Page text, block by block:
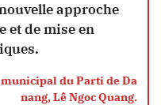
approche
et de mise en
du Parti de Da
nang, Lê Ngoc Quang.